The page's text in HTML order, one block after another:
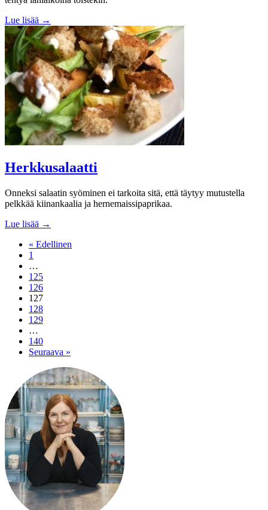
Lue lisää →
Herkkusalaatti
Onneksi salaatin syöminen ei tarkoita sitä, että täytyy mutustella
pelkkää kiinankaalia ja hernemaissipaprikaa.
Lue lisää →
« Edellinen
1
…
125
126
127
128
129
…
140
Seuraava »